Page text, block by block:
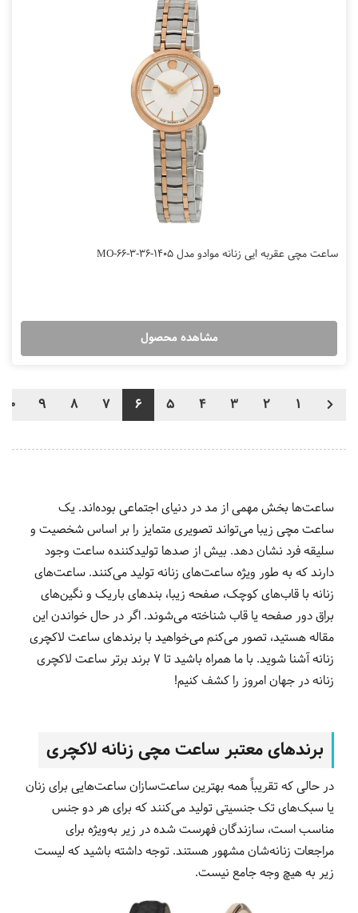
ساعت مچی عقربه ایی زنانه موادو مدل MO-66-3-36-1405
مشاهده محصول
1
2
3
4
5
6
7
8
9
10
ساعت‌ها بخش مهمی از مد در دنیای اجتماعی بوده‌اند. یک
ساعت مچی زیبا می‌تواند تصویری متمایز را بر اساس شخصیت و
سلیقه فرد نشان دهد. بیش از صدها تولیدکننده ساعت وجود
دارند که به طور ویژه ساعت‌های زنانه تولید می‌کنند. ساعت‌های
زنانه با قاب‌های کوچک، صفحه زیبا، بند‌های باریک و نگین‌های
براق دور صفحه یا قاب شناخته می‌شوند. اگر در حال خواندن این
مقاله هستید، تصور می‌کنم می‌خواهید با برندهای ساعت لاکچری
زنانه آشنا شوید. با ما همراه باشید تا 7 برند برتر ساعت لاکچری
زنانه در جهان امروز را کشف کنیم!
برندهای معتبر ساعت مچی زنانه لاکچری
در حالی که تقریباً همه بهترین ساعت‌سازان ساعت‌هایی برای زنان
یا سبک‌های تک جنسیتی تولید می‌کنند که برای هر دو جنس
مناسب است، سازندگان فهرست شده در زیر به‌ویژه برای
مراجعات زنانه‌شان مشهور هستند. توجه داشته باشید که لیست
زیر به هیچ وجه جامع نیست.